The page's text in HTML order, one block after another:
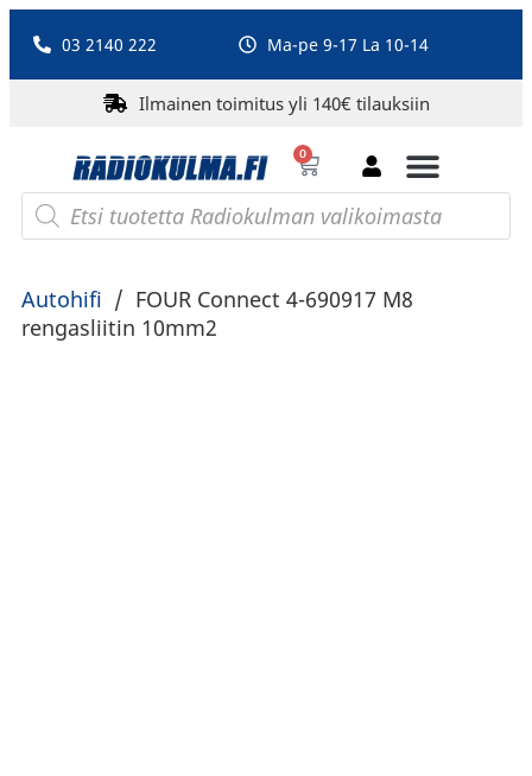
03 2140 222 Ma-pe 9-17 La 10-14
Ilmainen toimitus yli 140€ tilauksiin
0
Autohifi / FOUR Connect 4-690917 M8
rengasliitin 10mm2